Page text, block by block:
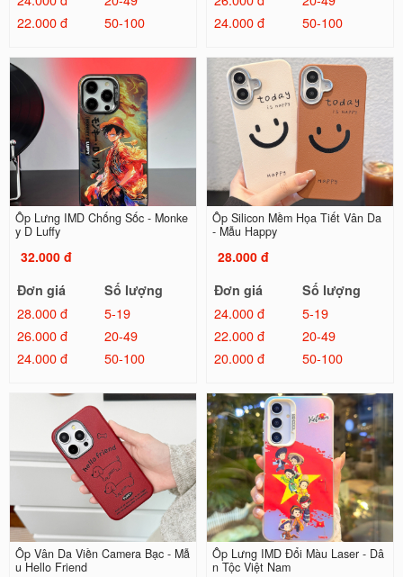
22.000 đ
50-100
24.000 đ
50-100
Ốp Lưng IMD Chống Sốc - Monke
y D Luffy
32.000 đ
Đơn giá
Số lượng
28.000 đ
5-19
26.000 đ
20-49
24.000 đ
50-100
Ốp Silicon Mềm Họa Tiết Vân Da
- Mẫu Happy
28.000 đ
Đơn giá
Số lượng
24.000 đ
5-19
22.000 đ
20-49
20.000 đ
50-100
Ốp Vân Da Viền Camera Bạc - Mẫ
u Hello Friend
Ốp Lưng IMD Đổi Màu Laser - Dâ
n Tộc Việt Nam